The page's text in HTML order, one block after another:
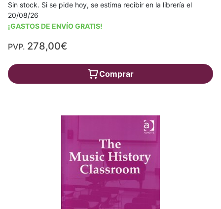
Sin stock. Si se pide hoy, se estima recibir en la librería el
20/08/26
¡GASTOS DE ENVÍO GRATIS!
PVP. 278,00€
Comprar